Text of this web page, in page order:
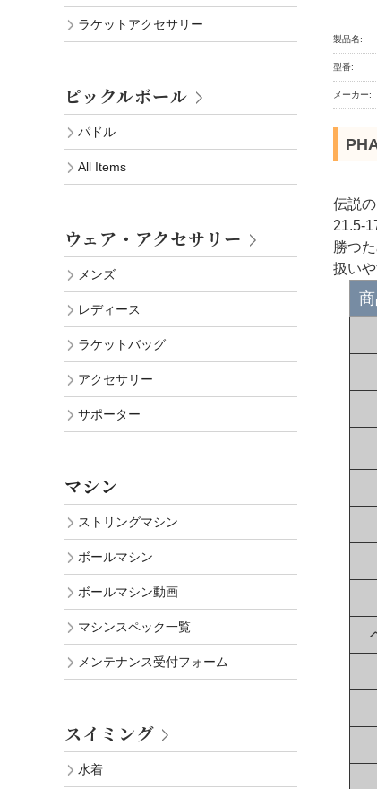
製品名:
型番:
メーカー:
伝説
21.5-
勝つ
扱い
ラケットアクセサリー
ピックルボール
パドル
All Items
ウェア・アクセサリー
メンズ
レディース
ラケットバッグ
アクセサリー
サポーター
マシン
ストリングマシン
ボールマシン
ボールマシン動画
マシンスペック一覧
メンテナンス受付フォーム
スイミング
水着